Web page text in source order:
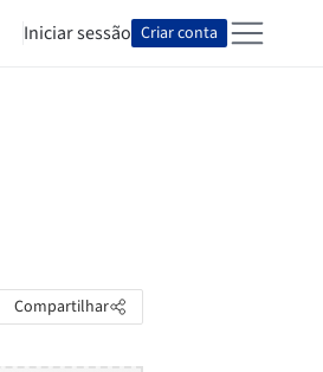
Iniciar sessão Criar conta
Compartilhar